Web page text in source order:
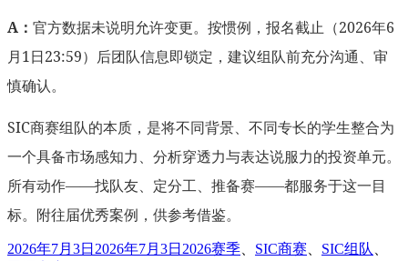
A： 官方数据未说明允许变更。按惯例，报名截止（2026年6
月1日23:59）后团队信息即锁定，建议组队前充分沟通、审
慎确认。
SIC商赛组队的本质，是将不同背景、不同专长的学生整合为
一个具备市场感知力、分析穿透力与表达说服力的投资单元。
所有动作——找队友、定分工、推备赛——都服务于这一目
标。附往届优秀案例，供参考借鉴。
发
2026年7月3日 2026年7月3日 标
2026赛季 SIC商赛 SIC组队